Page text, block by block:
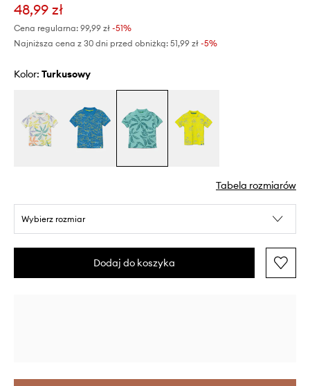
48,99 zł
Cena regularna: 99,99 zł -51%
Najniższa cena z 30 dni przed obniżką: 51,99 zł -5%
Kolor: turkusowy
Tabela rozmiarów
Wybierz rozmiar
Dodaj do koszyka